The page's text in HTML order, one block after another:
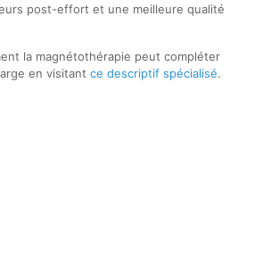
post-effort et une meilleure qualité
la magnétothérapie peut compléter
en visitant ce descriptif spécialisé.